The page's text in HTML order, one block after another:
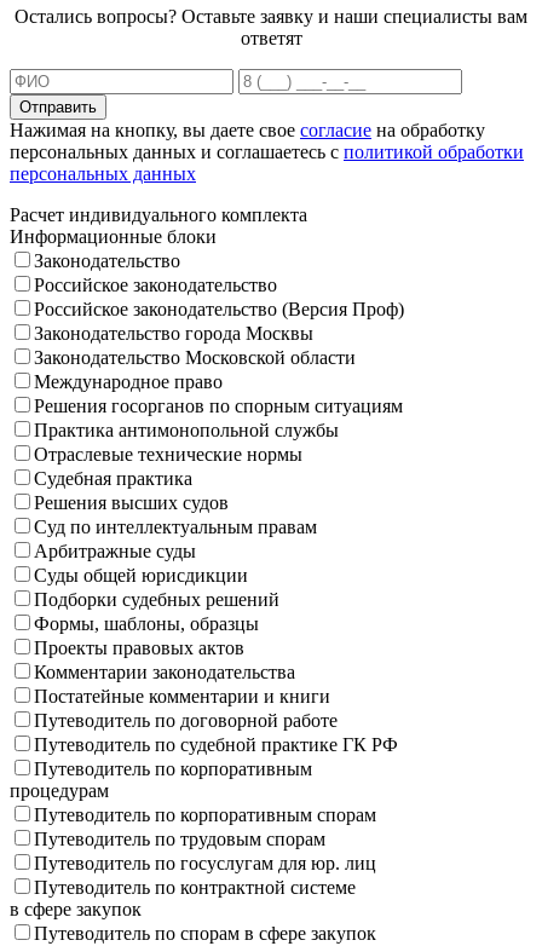
Остались вопросы? Оставьте заявку и наши специалисты вам
ответят
Отправить
Нажимая на кнопку, вы даете свое согласие на обработку
персональных данных и соглашаетесь с политикой обработки
персональных данных
Расчет индивидуального комплекта
Информационные блоки
Законодательство
Российское законодательство
Российское законодательство (Версия Проф)
Законодательство города Москвы
Законодательство Московской области
Международное право
Решения госорганов по спорным ситуациям
Практика антимонопольной службы
Отраслевые технические нормы
Судебная практика
Решения высших судов
Суд по интеллектуальным правам
Арбитражные суды
Суды общей юрисдикции
Подборки судебных решений
Формы, шаблоны, образцы
Проекты правовых актов
Комментарии законодательства
Постатейные комментарии и книги
Путеводитель по договорной работе
Путеводитель по судебной практике ГК РФ
Путеводитель по корпоративным
процедурам
Путеводитель по корпоративным спорам
Путеводитель по трудовым спорам
Путеводитель по госуслугам для юр. лиц
Путеводитель по контрактной системе
в сфере закупок
Путеводитель по спорам в сфере закупок